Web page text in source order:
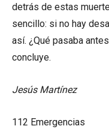
detrás de estas
sencillo: si no hay
así. ¿Qué pasaba
concluye.
Jesús Martínez
112 Emergencias